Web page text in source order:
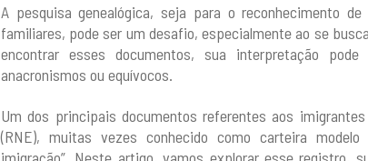
A pesquisa genealógica, seja para o reconhecimento
familiares, pode ser um desafio, especialmente ao se
encontrar esses documentos, sua interpretação
anacronismos ou equívocos.
Um dos principais documentos referentes aos
(RNE), muitas vezes conhecido como carteira